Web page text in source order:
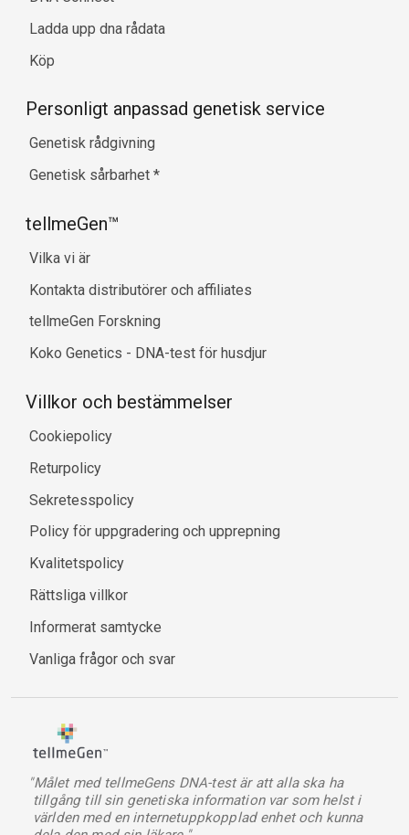
Ladda upp dna rådata
Köp
Personligt anpassad genetisk service
Genetisk rådgivning
Genetisk sårbarhet *
tellmeGen™
Vilka vi är
Kontakta distributörer och affiliates
tellmeGen Forskning
Koko Genetics - DNA-test för husdjur
Villkor och bestämmelser
Cookiepolicy
Returpolicy
Sekretesspolicy
Policy för uppgradering och upprepning
Kvalitetspolicy
Rättsliga villkor
Informerat samtycke
Vanliga frågor och svar
"Målet med tellmeGens DNA-test är att alla ska ha
tillgång till sin genetiska information var som helst i
världen med en internetuppkopplad enhet och kunna